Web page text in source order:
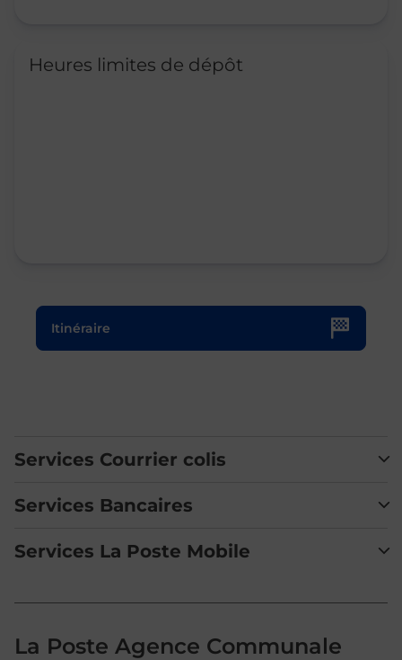
Heures limites de dépôt
Itinéraire
Le lien s'ouvre dans un nouvel onglet
Services Courrier colis
Services Bancaires
Services La Poste Mobile
La Poste Agence Communale